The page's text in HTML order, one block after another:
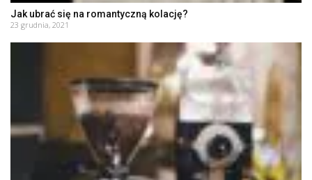
Jak ubrać się na romantyczną kolację?
23 grudnia, 2021